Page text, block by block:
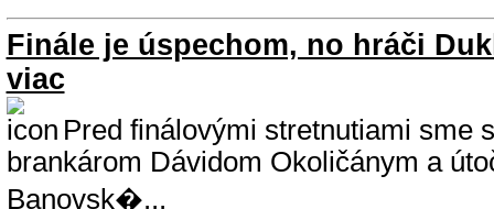
Finále je úspechom, no hráči
viac
Pred finálovými stretnutiami sme
brankárom Dávidom Okoličánym a
Banovsk�...